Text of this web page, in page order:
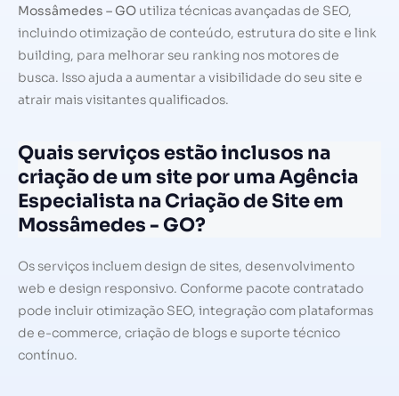
Mossâmedes – GO utiliza técnicas avançadas de SEO,
incluindo otimização de conteúdo, estrutura do site e link
building, para melhorar seu ranking nos motores de
busca. Isso ajuda a aumentar a visibilidade do seu site e
atrair mais visitantes qualificados.
Quais serviços estão inclusos na
criação de um site por uma Agência
Especialista na Criação de Site em
Mossâmedes - GO?
Os serviços incluem design de sites, desenvolvimento
web e design responsivo. Conforme pacote contratado
pode incluir otimização SEO, integração com plataformas
de e-commerce, criação de blogs e suporte técnico
contínuo.